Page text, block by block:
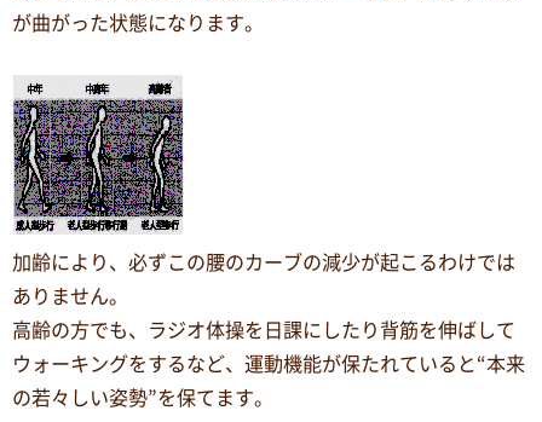
が曲がった状態になります。
加齢により、必ずこの腰のカーブの減少が起こるわけでは
ありません。
高齢の方でも、ラジオ体操を日課にしたり背筋を伸ばして
ウォーキングをするなど、運動機能が保たれていると“本来
の若々しい姿勢”を保てます。